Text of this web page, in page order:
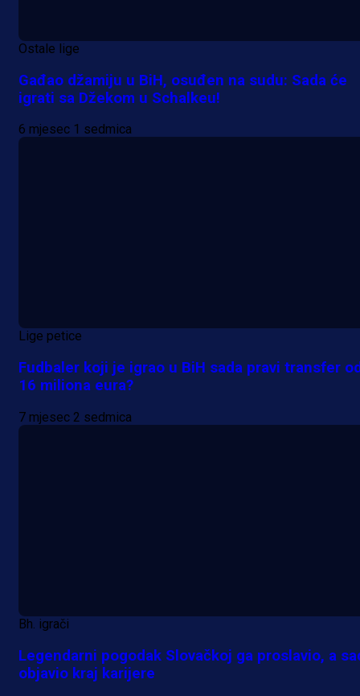
Ostale lige
Gađao džamiju u BiH, osuđen na sudu: Sada će
igrati sa Džekom u Schalkeu!
6 mjesec 1 sedmica
Lige petice
Fudbaler koji je igrao u BiH sada pravi transfer
16 miliona eura?
7 mjesec 2 sedmica
Bh. igrači
Legendarni pogodak Slovačkoj ga proslavio, a
objavio kraj karijere